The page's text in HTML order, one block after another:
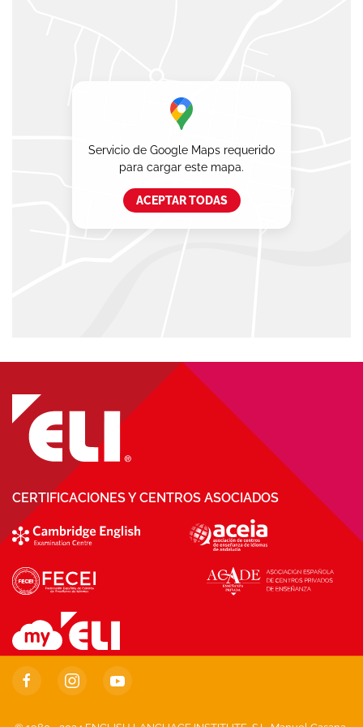
Servicio de Google Maps requerido
para cargar este mapa.
ACEPTAR TODAS
CERTIFICACIONES Y CENTROS ASOCIADOS